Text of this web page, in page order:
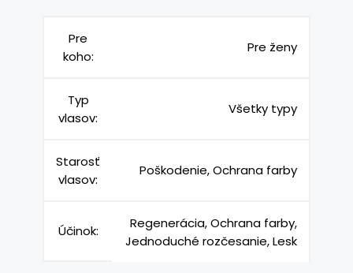
Pre
koho:
Pre ženy
Typ
vlasov:
Všetky typy
Starosť
vlasov:
Poškodenie, Ochrana farby
Účinok:
Regenerácia, Ochrana farby,
Jednoduché rozčesanie, Lesk